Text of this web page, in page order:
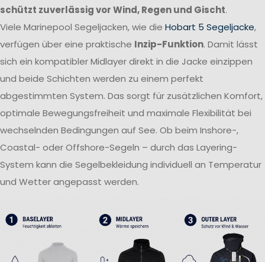
schützt zuverlässig vor Wind, Regen und Gischt.
Viele Marinepool Segeljacken, wie die Hobart 5 Segeljacke,
verfügen über eine praktische Inzip-Funktion. Damit lässt
sich ein kompatibler Midlayer direkt in die Jacke einzippen
und beide Schichten werden zu einem perfekt
abgestimmten System. Das sorgt für zusätzlichen Komfort,
optimale Bewegungsfreiheit und maximale Flexibilität bei
wechselnden Bedingungen auf See. Ob beim Inshore-,
Coastal- oder Offshore-Segeln – durch das Layering-
System kann die Segelbekleidung individuell an Temperatur
und Wetter angepasst werden.